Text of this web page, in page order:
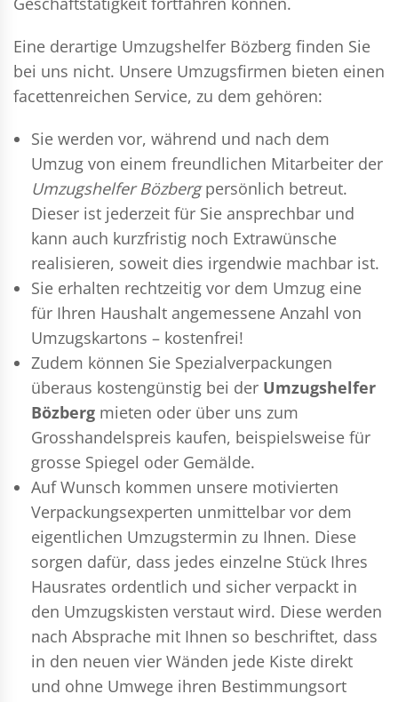
Eine derartige Umzugshelfer Bözberg finden Sie
bei uns nicht. Unsere Umzugsfirmen bieten einen
facettenreichen Service, zu dem gehören:
Sie werden vor, während und nach dem
Umzug von einem freundlichen Mitarbeiter der
Umzugshelfer Bözbergpersönlich betreut.
Dieser ist jederzeit für Sie ansprechbar und
kann auch kurzfristig noch Extrawünsche
realisieren, soweit dies irgendwie machbar ist.
Sie erhalten rechtzeitig vor dem Umzug eine
für Ihren Haushalt angemessene Anzahl von
Umzugskartons – kostenfrei!
Zudem können Sie Spezialverpackungen
überaus kostengünstig bei der Umzugshelfer
Bözberg mieten oder über uns zum
Grosshandelspreis kaufen, beispielsweise für
grosse Spiegel oder Gemälde.
Auf Wunsch kommen unsere motivierten
Verpackungsexperten unmittelbar vor dem
eigentlichen Umzugstermin zu Ihnen. Diese
sorgen dafür, dass jedes einzelne Stück Ihres
Hausrates ordentlich und sicher verpackt in
den Umzugskisten verstaut wird. Diese werden
nach Absprache mit Ihnen so beschriftet, dass
in den neuen vier Wänden jede Kiste direkt
und ohne Umwege ihren Bestimmungsort